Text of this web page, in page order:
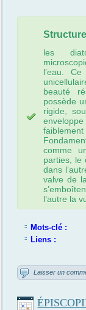
les
l’eau.
beauté
possède
rigide,
comme
parties, le
dans
valve de
l’autre la
Mots-clé :
Liens :
Laisser un